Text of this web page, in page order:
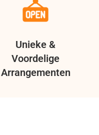
Unieke &
Voordelige
Arrangementen